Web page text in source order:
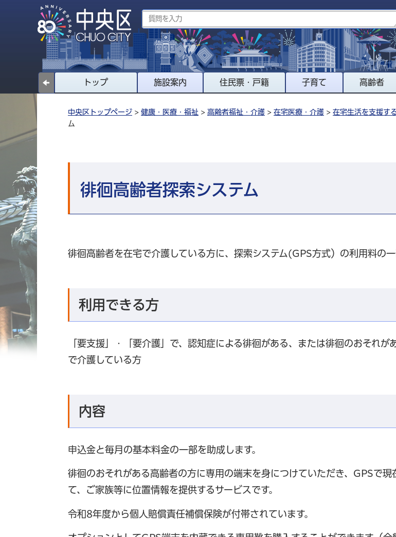
トップ 施設案内 住民票・戸籍 子育て 高齢者
中央区トップページ > 健康・医療・福祉 > 高齢者福祉・介護 > 在宅医療・介護 > 在宅生活を支援す
ム
徘徊高齢者探索システム
徘徊高齢者を在宅で介護している方に、探索システム(GPS方式）の利用料の一
利用できる方
「要支援」・「要介護」で、認知症による徘徊がある、または徘徊のおそれが
で介護している方
内容
申込金と毎月の基本料金の一部を助成します。
徘徊のおそれがある高齢者の方に専用の端末を身につけていただき、GPSで現
て、ご家族等に位置情報を提供するサービスです。
令和8年度から個人賠償責任補償保険が付帯されています。